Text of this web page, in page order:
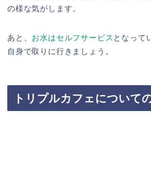
の様な気がします。
あと、 お水はセルフサービス となって
自身で取りに行きましょう。
トリプルカフェについて